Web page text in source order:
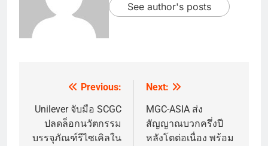
See author's posts
navigation
Previous:
Unilever จับมือ SCGC
ปลดล็อกนวัตกรรม
บรรจุภัณฑ์รีไซเคิลใน
Next:
MGC-ASIA ส่ง
สัญญาณบวกครึ่งปี
หลังโตต่อเนื่อง พร้อม